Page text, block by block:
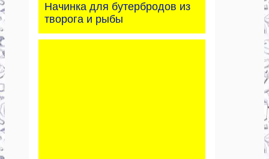
Начинка для бутербродов из
творога и рыбы